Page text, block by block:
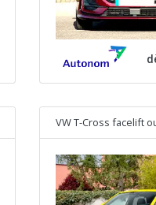
VW T-Cross facelift